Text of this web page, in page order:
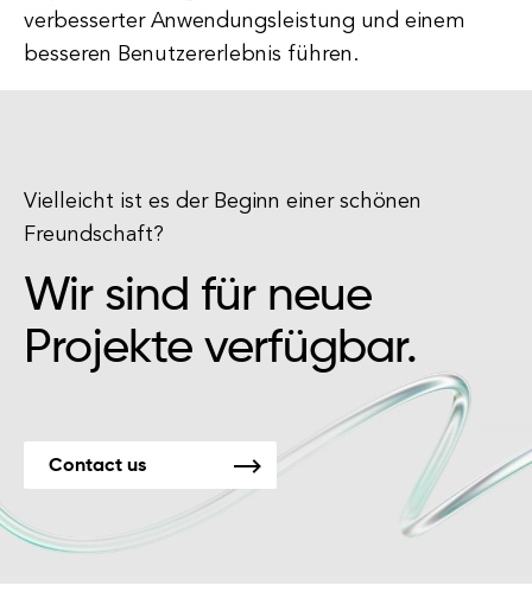
verbesserter Anwendungsleistung und einem
besseren Benutzererlebnis führen.
Vielleicht ist es der Beginn einer schönen
Freundschaft?
Wir sind für neue
Projekte verfügbar.
Contact us